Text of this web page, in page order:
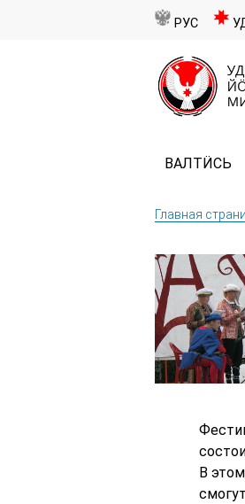
РУС
ВАЛТӤСЬ
Главная
В